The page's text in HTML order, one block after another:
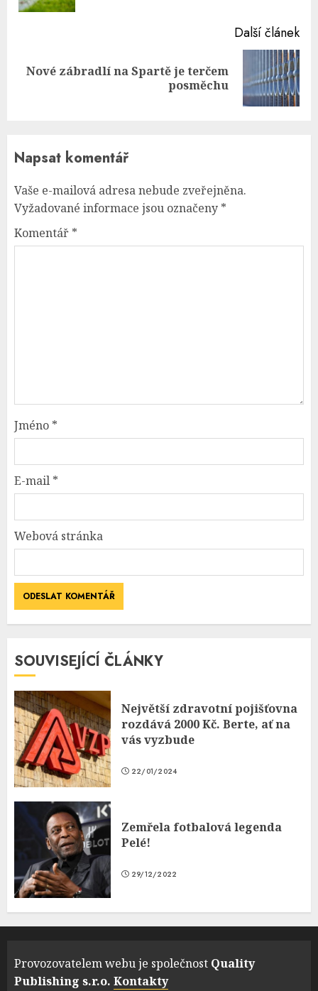
Další článek
Next
Nové zábradlí na Spartě je terčem
posměchu
Napsat komentář
Vaše e-mailová adresa nebude zveřejněna.
Vyžadované informace jsou označeny *
Komentář *
Jméno *
E-mail *
Webová stránka
SOUVISEJÍCÍ ČLÁNKY
Největší zdravotní pojišťovna
rozdává 2000 Kč. Berte, ať na
vás vyzbude
22/01/2024
Zemřela fotbalová legenda
Pelé!
29/12/2022
Provozovatelem webu je společnost Quality
Publishing s.r.o. Kontakty